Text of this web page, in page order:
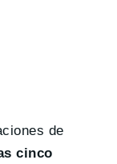
de
cinco